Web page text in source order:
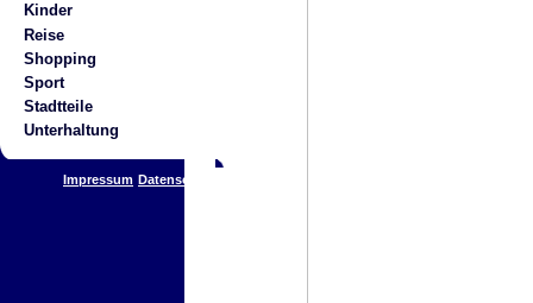
Kinder
Reise
Shopping
Sport
Stadtteile
Unterhaltung
Impressum Datenschutz